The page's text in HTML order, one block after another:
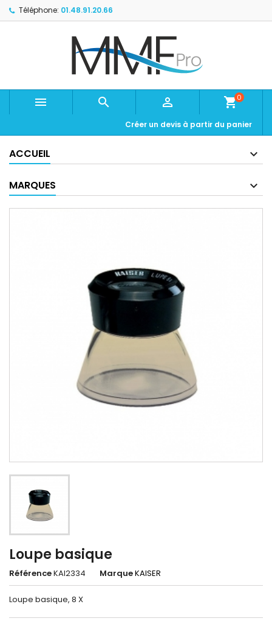
Téléphone: 01.48.91.20.66
   shopping_cart0
Créer un devis à partir du panier
ACCUEIL
MARQUES
Loupe basique
RéférenceKAI2334 MarqueKAISER
Loupe basique, 8 X